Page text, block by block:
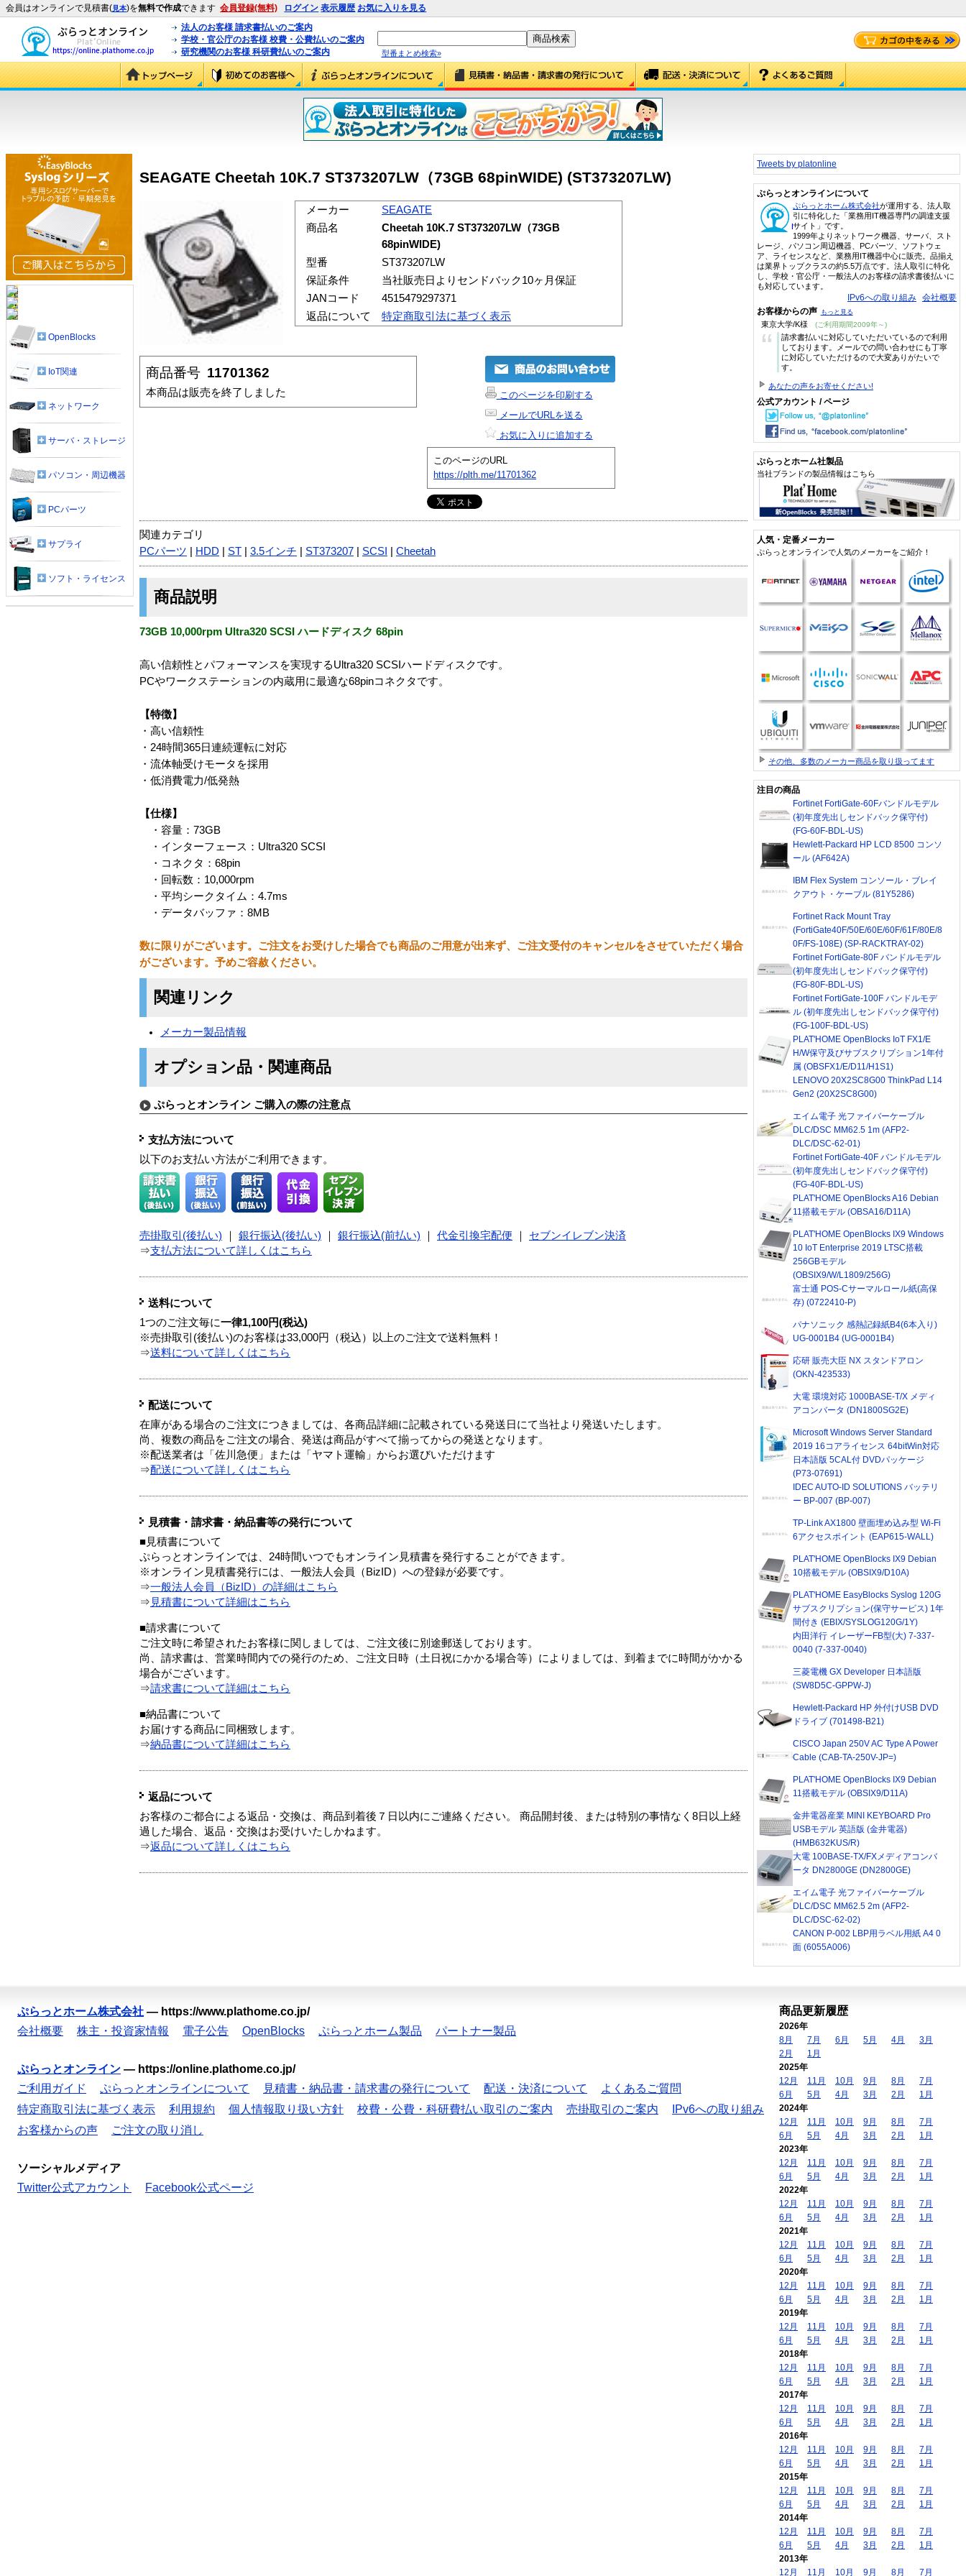
会員はオンラインで見積書(見本)を無料で作成できます 会員登録(無料) ログイン 表示履歴 お気に入りを見る
法人のお客様 請求書払いのご案内
学校・官公庁のお客様 校費・公費払いのご案内
研究機関のお客様 科研費払いのご案内
型番まとめ検索»
SEAGATE Cheetah 10K.7 ST373207LW（73GB 68pinWIDE) (ST373207LW)
メーカー
SEAGATE
商品名
Cheetah 10K.7 ST373207LW（73GB
68pinWIDE)
型番
ST373207LW
保証条件
当社販売日よりセンドバック10ヶ月保証
JANコード
4515479297371
返品について
特定商取引法に基づく表示
商品番号 11701362
本商品は販売を終了しました
このページを印刷する
メールでURLを送る
お気に入りに追加する
このページのURL
https://plth.me/11701362
関連カテゴリ
PCパーツ
HDD ST 3.5インチ ST373207 SCSI Cheetah
商品説明
73GB 10,000rpm Ultra320 SCSI ハードディスク 68pin
高い信頼性とパフォーマンスを実現するUltra320 SCSIハードディスクです。
PCやワークステーションの内蔵用に最適な68pinコネクタです。
【特徴】
・高い信頼性
・24時間365日連続運転に対応
・流体軸受けモータを採用
・低消費電力/低発熱
【仕様】
・容量：73GB
・インターフェース：Ultra320 SCSI
・コネクタ：68pin
・回転数：10,000rpm
・平均シークタイム：4.7ms
・データバッファ：8MB
数に限りがございます。ご注文をお受けした場合でも商品のご用意が出来ず、ご注文受付のキャンセルをさせていただく場合
がございます。予めご容赦ください。
関連リンク
メーカー製品情報
オプション品・関連商品
ぷらっとオンライン ご購入の際の注意点
支払方法について
以下のお支払い方法がご利用できます。
売掛取引(後払い) 銀行振込(後払い) 銀行振込(前払い) 代金引換宅配便
セブンイレブン決済
⇒支払方法について詳しくはこちら
送料について
1つのご注文毎に一律1,100円(税込)
※売掛取引(後払い)のお客様は33,000円（税込）以上のご注文で送料無料！
⇒送料について詳しくはこちら
配送について
在庫がある場合のご注文につきましては、各商品詳細に記載されている発送日にて当社より発送いたします。
尚、複数の商品をご注文の場合、発送は商品がすべて揃ってからの発送となります。
※配送業者は「佐川急便」または「ヤマト運輸」からお選びいただけます
⇒配送について詳しくはこちら
見積書・請求書・納品書等の発行について
■見積書について
ぷらっとオンラインでは、24時間いつでもオンライン見積書を発行することができます。
※オンライン見積書発行には、一般法人会員（BizID）への登録が必要です。
⇒一般法人会員（BizID）の詳細はこちら
⇒ 見積書について詳細はこちら
■請求書について
ご注文時に希望されたお客様に関しましては、ご注文後に別途郵送しております。
尚、請求書は、営業時間内での発行のため、ご注文日時（土日祝にかかる場合等）によりましては、到着までに時間がかかる
場合がございます。
⇒請求書について詳細はこちら
■納品書について
お届けする商品に同梱致します。
⇒納品書について詳細はこちら
返品について
お客様のご都合による返品・交換は、商品到着後７日以内にご連絡ください。 商品開封後、または特別の事情なく8日以上経
過した場合、返品・交換はお受けいたしかねます。
⇒返品について詳しくはこちら
OpenBlocks
IoT関連
ネットワーク
サーバ・ストレージ
パソコン・周辺機器
PCパーツ
サプライ
ソフト・ライセンス
Tweets by platonline
ぷらっとオンラインについて
ぷらっとホーム株式会社が運用する、法人取
引に特化した「業務用IT機器専門の調達支援
サイト」です。
1999年よりネットワーク機器、サーバ、スト
レージ、パソコン周辺機器、PCパーツ、ソフトウェ
ア、ライセンスなど、業務用IT機器中心に販売。品揃え
は業界トップクラスの約5.5万点です。法人取引に特化
し、学校・官公庁・一般法人のお客様の請求書後払いに
も対応しています。
IPv6への取り組み 会社概要
お客様からの声 もっと見る
東京大学/K様 (ご利用期間2009年～)
“
請求書払いに対応していただいているので利用
しております。メールでの問い合わせにも丁寧
に対応していただけるので大変ありがたいで
す。
あなたの声をお寄せください!
公式アカウント / ページ
ぷらっとホーム社製品
当社ブランドの製品情報はこちら
人気・定番メーカー
ぷらっとオンラインで人気のメーカーをご紹介！
その他、多数のメーカー商品を取り扱ってます
注目の商品
Fortinet FortiGate-60Fバンドルモデル
(初年度先出しセンドバック保守付)
(FG-60F-BDL-US)
Hewlett-Packard HP LCD 8500 コンソ
ール (AF642A)
IBM Flex System コンソール・ブレイ
クアウト・ケーブル (81Y5286)
Fortinet Rack Mount Tray
(FortiGate40F/50E/60E/60F/61F/80E/8
0F/FS-108E) (SP-RACKTRAY-02)
Fortinet FortiGate-80F バンドルモデル
(初年度先出しセンドバック保守付)
(FG-80F-BDL-US)
Fortinet FortiGate-100F バンドルモデ
ル (初年度先出しセンドバック保守付)
(FG-100F-BDL-US)
PLAT'HOME OpenBlocks IoT FX1/E
H/W保守及びサブスクリプション1年付
属 (OBSFX1/E/D11/H1S1)
LENOVO 20X2SC8G00 ThinkPad L14
Gen2 (20X2SC8G00)
エイム電子 光ファイバーケーブル
DLC/DSC MM62.5 1m (AFP2-
DLC/DSC-62-01)
Fortinet FortiGate-40F バンドルモデル
(初年度先出しセンドバック保守付)
(FG-40F-BDL-US)
PLAT'HOME OpenBlocks A16 Debian
11搭載モデル (OBSA16/D11A)
PLAT'HOME OpenBlocks IX9 Windows
10 IoT Enterprise 2019 LTSC搭載
256GBモデル
(OBSIX9/W/L1809/256G)
富士通 POS-Cサーマルロール紙(高保
存) (0722410-P)
パナソニック 感熱記録紙B4(6本入り)
UG-0001B4 (UG-0001B4)
応研 販売大臣 NX スタンドアロン
(OKN-423533)
大電 環境対応 1000BASE-T/X メディ
アコンバータ (DN1800SG2E)
Microsoft Windows Server Standard
2019 16コアライセンス 64bitWin対応
日本語版 5CAL付 DVDパッケージ
(P73-07691)
IDEC AUTO-ID SOLUTIONS バッテリ
ー BP-007 (BP-007)
TP-Link AX1800 壁面埋め込み型 Wi-Fi
6アクセスポイント (EAP615-WALL)
PLAT'HOME OpenBlocks IX9 Debian
10搭載モデル (OBSIX9/D10A)
PLAT'HOME EasyBlocks Syslog 120G
サブスクリプション(保守サービス) 1年
間付き (EBIX/SYSLOG120G/1Y)
内田洋行 イレーザーFB型(大) 7-337-
0040 (7-337-0040)
三菱電機 GX Developer 日本語版
(SW8D5C-GPPW-J)
Hewlett-Packard HP 外付けUSB DVD
ドライブ (701498-B21)
CISCO Japan 250V AC Type A Power
Cable (CAB-TA-250V-JP=)
PLAT'HOME OpenBlocks IX9 Debian
11搭載モデル (OBSIX9/D11A)
金井電器産業 MINI KEYBOARD Pro
USBモデル 英語版 (金井電器)
(HMB632KUS/R)
大電 100BASE-TX/FXメディアコンバ
ータ DN2800GE (DN2800GE)
エイム電子 光ファイバーケーブル
DLC/DSC MM62.5 2m (AFP2-
DLC/DSC-62-02)
CANON P-002 LBP用ラベル用紙 A4 0
面 (6055A006)
ぷらっとホーム株式会社 — https://www.plathome.co.jp/
会社概要
株主・投資家情報 電子公告 OpenBlocks ぷらっとホーム製品 パートナー製品
ぷらっとオンライン — https://online.plathome.co.jp/
ご利用ガイド
ぷらっとオンラインについて 見積書・納品書・請求書の発行について 配送・決済について
よくあるご質問
特定商取引法に基づく表示
利用規約 個人情報取り扱い方針 校費・公費・科研費払い取引のご案内 売掛取引のご案内
IPv6への取り組み
お客様からの声
ご注文の取り消し
ソーシャルメディア
Twitter公式アカウント
Facebook公式ページ
商品更新履歴
2026年
8月
7月 6月 5月 4月
3月
2月
1月
2025年
12月
11月 10月 9月 8月
7月
6月
5月 4月 3月 2月
1月
2024年
12月
11月 10月 9月 8月
7月
6月
5月 4月 3月 2月
1月
2023年
12月
11月 10月 9月 8月
7月
6月
5月 4月 3月 2月
1月
2022年
12月
11月 10月 9月 8月
7月
6月
5月 4月 3月 2月
1月
2021年
12月
11月 10月 9月 8月
7月
6月
5月 4月 3月 2月
1月
2020年
12月
11月 10月 9月 8月
7月
6月
5月 4月 3月 2月
1月
2019年
12月
11月 10月 9月 8月
7月
6月
5月 4月 3月 2月
1月
2018年
12月
11月 10月 9月 8月
7月
6月
5月 4月 3月 2月
1月
2017年
12月
11月 10月 9月 8月
7月
6月
5月 4月 3月 2月
1月
2016年
12月
11月 10月 9月 8月
7月
6月
5月 4月 3月 2月
1月
2015年
12月
11月 10月 9月 8月
7月
6月
5月 4月 3月 2月
1月
2014年
12月
11月 10月 9月 8月
7月
6月
5月 4月 3月 2月
1月
2013年
12月
11月 10月 9月 8月 7月